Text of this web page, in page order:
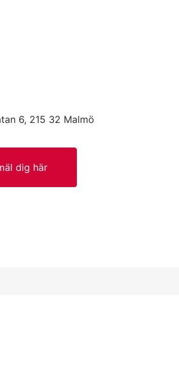
6, 215 32 Malmö
dig här